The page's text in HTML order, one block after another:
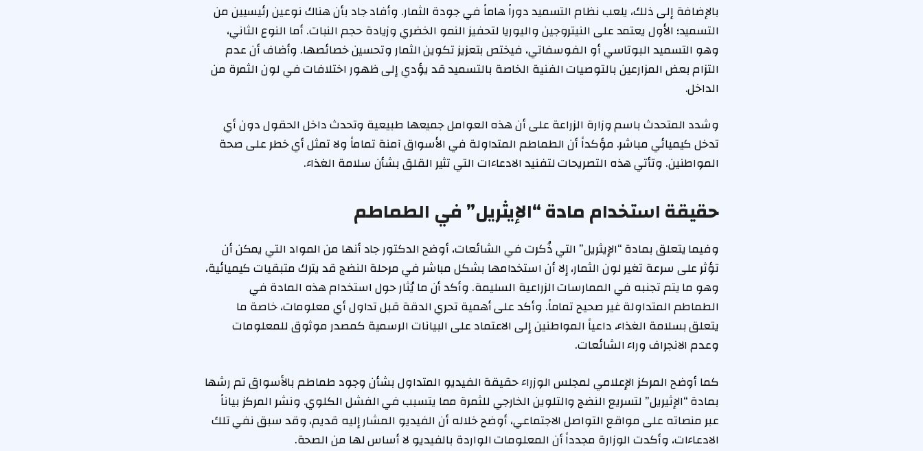
بالإضافة إلى ذلك، يلعب نظام التسميد دوراً هاماً في جودة الثمار. وأفاد جاد بأن هناك نوعين رئيسيين من
التسميد؛ الأول يعتمد على النيتروجين واليوريا لتحفيز النمو الخضري وزيادة حجم النبات. أما النوع الثاني،
وهو التسميد البوتاسي أو الفوسفاتي، فيختص بتعزيز تكوين الثمار وتحسين خصائصها. وأضاف أن عدم
التزام بعض المزارعين بالتوصيات الفنية الخاصة بالتسميد قد يؤدي إلى ظهور اختلافات في لون الثمرة من
الداخل.
وشدد المتحدث باسم وزارة الزراعة على أن هذه العوامل جميعها طبيعية وتحدث داخل الحقول دون أي
تدخل كيميائي مباشر. مؤكداً أن الطماطم المتداولة في الأسواق آمنة تماماً ولا تمثل أي خطر على صحة
المواطنين. وتأتي هذه التصريحات لتفنيد الادعاءات التي تثير القلق بشأن سلامة الغذاء.
حقيقة استخدام مادة “الإيثريل” في الطماطم
وفيما يتعلق بمادة “الإيثريل” التي ذُكرت في الشائعات، أوضح الدكتور جاد أنها من المواد التي يمكن أن
تؤثر على سرعة تغير لون الثمار، إلا أن استخدامها بشكل مباشر في مرحلة النضج قد يترك متبقيات كيميائية،
وهو ما يتم تجنبه في الممارسات الزراعية السليمة. وأكد أن ما يُثار حول استخدام هذه المادة في
الطماطم المتداولة غير صحيح تماماً. وأكد على أهمية تحري الدقة قبل تداول أي معلومات، خاصة ما
يتعلق بسلامة الغذاء، داعياً المواطنين إلى الاعتماد على البيانات الرسمية كمصدر موثوق للمعلومات
وعدم الانجراف وراء الشائعات.
كما أوضح المركز الإعلامي لمجلس الوزراء حقيقة الفيديو المتداول بشأن وجود طماطم بالأسواق تم رشها
بمادة “الإثيريل” لتسريع النضج والتلوين الخارجي للثمرة مما يتسبب في الفشل الكلوي. ونشر المركز بياناً
عبر منصاته على مواقع التواصل الاجتماعي، أوضح خلاله أن الفيديو المشار إليه قديم، وقد سبق نفي تلك
الادعاءات، وأكدت الوزارة مجدداً أن المعلومات الواردة بالفيديو لا أساس لها من الصحة.